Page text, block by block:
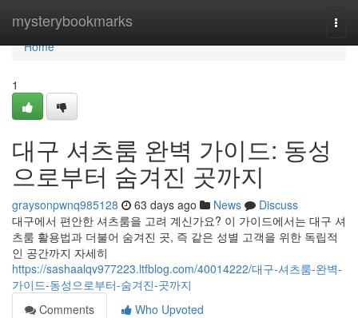
mysterybookmarks
Home
Home
1
대구 셔츠룸 완벽 가이드: 동성
으로부터 숨겨진 곳까지
graysonpwnq985128 63 days ago News
Discuss
대구에서 편안한 셔츠룸을 고려 계신가요? 이 가이드에서는 대구 셔
츠룸 활용법과 더불어 숨겨진 곳, 즉 같은 성별 고객을 위한 독립적
인 공간까지 자세히
https://sashaalqv977223.ltfblog.com/40014222/대구-셔츠룸-완벽-
가이드-동성으로부터-숨겨진-곳까지
Comments
Who Upvoted